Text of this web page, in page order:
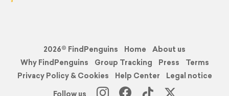
2026© FindPenguins Home
About us
Why FindPenguins
Group Tracking Press
Terms
Privacy Policy & Cookies
Help Center
Legal notice